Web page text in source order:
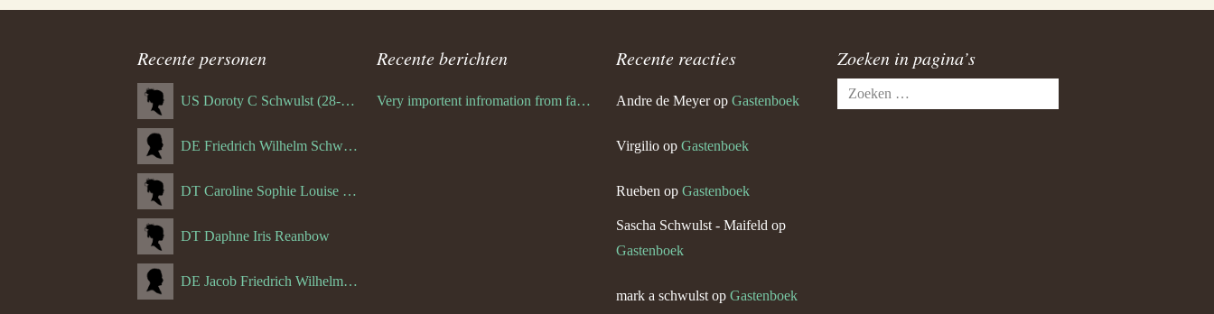
Recente personen
US Doroty C Schwulst (28-12-1919)
DE Friedrich Wilhelm Schwulst
DT Caroline Sophie Louise Schreuder born Schwulst (13-05-1866)
DT Daphne Iris Reanbow
DE Jacob Friedrich Wilhelm Hurth
Recente berichten
Very importent infromation from family Schwulst
Recente reacties
Andre de Meyerop Gastenboek
Virgilio op Gastenboek
Rueben op Gastenboek
Sascha Schwulst - Maifeld op
Gastenboek
mark a schwulst op Gastenboek
Zoeken in pagina’s
Zoeken
naar: